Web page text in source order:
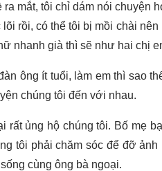
ra mắt, tôi chỉ dám nói chuyện
rồi, có thể tôi bị mồi chài
nhanh già thì sẽ như hai chị
ông ít tuổi, làm em thì sao
chúng tôi đến với nhau.
rất ủng hộ chúng tôi. Bố mẹ
tôi phải chăm sóc để đỡ
cùng ông bà ngoại.